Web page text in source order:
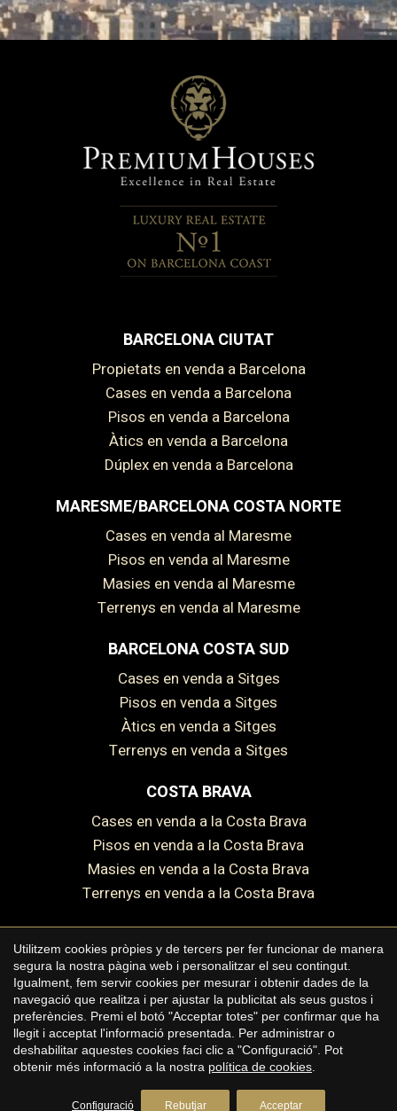
BARCELONA CIUTAT
Propietats en venda a Barcelona
Cases en venda a Barcelona
Pisos en venda a Barcelona
Àtics en venda a Barcelona
Dúplex en venda a Barcelona
MARESME/BARCELONA COSTA NORTE
Cases en venda al Maresme
Pisos en venda al Maresme
Masies en venda al Maresme
Terrenys en venda al Maresme
BARCELONA COSTA SUD
Cases en venda a Sitges
Pisos en venda a Sitges
Àtics en venda a Sitges
Terrenys en venda a Sitges
COSTA BRAVA
Cases en venda a la Costa Brava
Pisos en venda a la Costa Brava
Masies en venda a la Costa Brava
Terrenys en venda a la Costa Brava
Copyright © 2026 Premium Houses
Avís legal
Política de privacitat
Polí­tica de cookies
byiEstrategic
Utilitzem cookies pròpies y de tercers per fer funcionar de manera
segura la nostra pàgina web i personalitzar el seu contingut.
Igualment, fem servir cookies per mesurar i obtenir dades de la
navegació que realitza i per ajustar la publicitat als seus gustos i
preferències. Premi el botó "Acceptar totes" per confirmar que ha
llegit i acceptat l'informació presentada. Per administrar o
deshabilitar aquestes cookies faci clic a "Configuració". Pot
obtenir més informació a la nostra política de cookies
Configuració Rebutjar Acceptar